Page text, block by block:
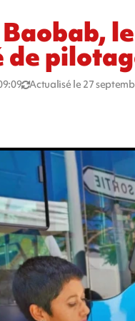
de
Actualisé le 27